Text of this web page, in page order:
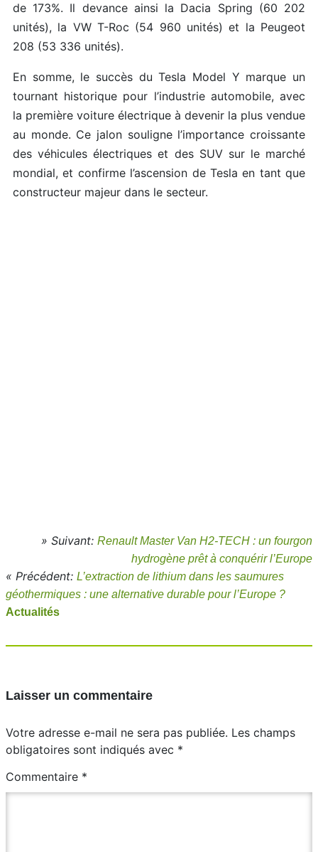
de 173%. Il devance ainsi la Dacia Spring (60 202
unités), la VW T-Roc (54 960 unités) et la Peugeot
208 (53 336 unités).
En somme, le succès du Tesla Model Y marque un
tournant historique pour l’industrie automobile, avec
la première voiture électrique à devenir la plus vendue
au monde. Ce jalon souligne l’importance croissante
des véhicules électriques et des SUV sur le marché
mondial, et confirme l’ascension de Tesla en tant que
constructeur majeur dans le secteur.
» Suivant: Renault Master Van H2-TECH : un fourgon
hydrogène prêt à conquérir l’Europe
« Précédent: L’extraction de lithium dans les saumures
géothermiques : une alternative durable pour l’Europe ?
Actualités
Laisser un commentaire
Votre adresse e-mail ne sera pas publiée. Les champs
obligatoires sont indiqués avec *
Commentaire *